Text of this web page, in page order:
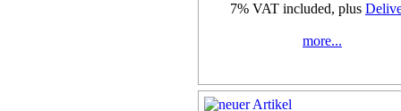
7% VAT included, plus
more...